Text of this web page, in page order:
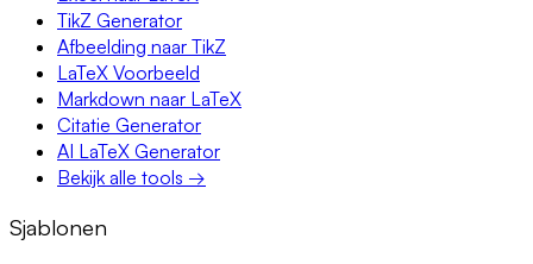
TikZ Generator
Afbeelding naar TikZ
LaTeX Voorbeeld
Markdown naar LaTeX
Citatie Generator
AI LaTeX Generator
Bekijk alle tools →
Sjablonen